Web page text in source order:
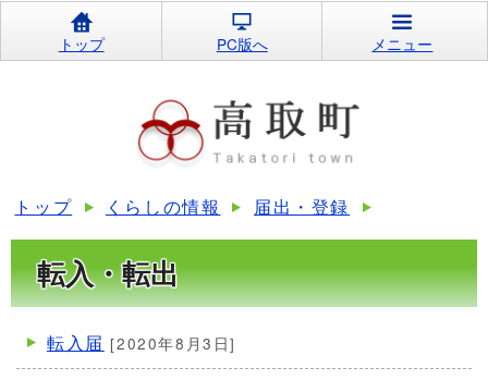
トップ PC版へ メニュー
トップ くらしの情報 届出・登録
転入・転出
転入届 [2020年8月3日]